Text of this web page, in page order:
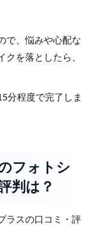
で、悩みや心配な
クを落としたら、
分程度で完了しま
フォトシ
判は？
ラスの口コミ・評